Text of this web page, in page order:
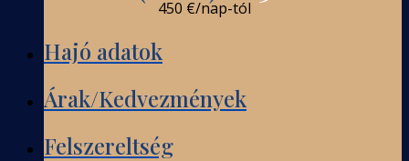
450 €/nap-tól
Hajó adatok
Árak/Kedvezmények
Felszereltség